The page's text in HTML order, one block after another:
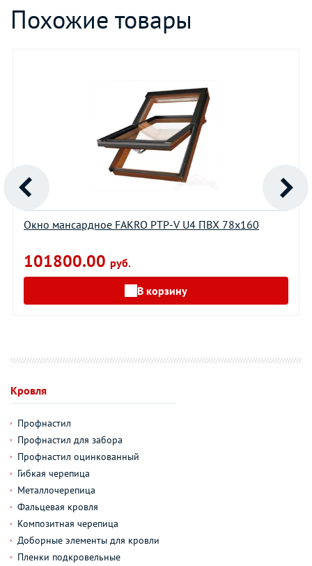
Похожие товары
Окно мансардное FAKRO PTP-V U4 ПВХ 78х160
101800.00 руб.
В корзину
Кровля
Профнастил
Профнастил для забора
Профнастил оцинкованный
Гибкая черепица
Металлочерепица
Фальцевая кровля
Композитная черепица
Доборные элементы для кровли
Пленки подкровельные